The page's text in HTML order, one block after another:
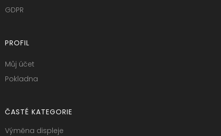
GDPR
PROFIL
Můj účet
Pokladna
ČASTÉ KATEGORIE
Výměna displeje